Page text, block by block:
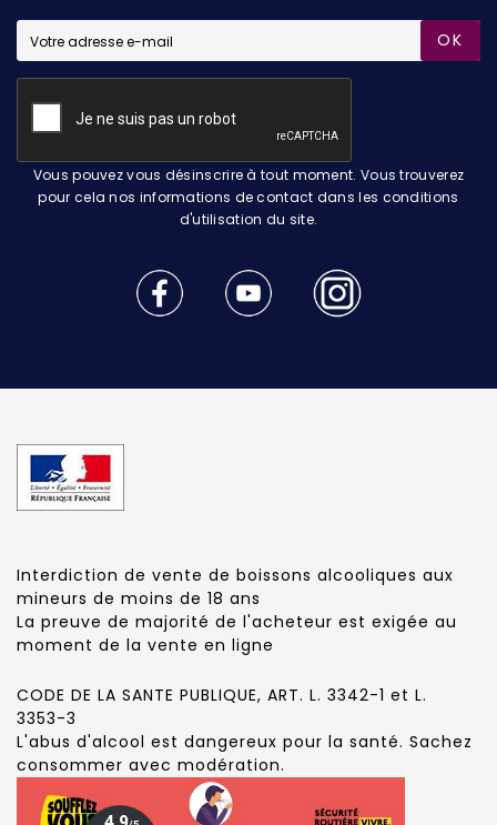
OK
Vous pouvez vous désinscrire à tout moment. Vous trouverez
pour cela nos informations de contact dans les conditions
d'utilisation du site.
Interdiction de vente de boissons alcooliques aux
mineurs de moins de 18 ans
La preuve de majorité de l'acheteur est exigée au
moment de la vente en ligne
CODE DE LA SANTE PUBLIQUE, ART. L. 3342-1 et L.
3353-3
L'abus d'alcool est dangereux pour la santé. Sachez
consommer avec modération.